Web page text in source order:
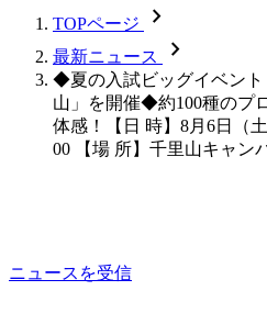
TOPページ chevron_forward
最新ニュース chevron_forward
◆夏の入試ビッグイベント
山」を開催◆約100種のプ
体感！【日 時】8月6日（
00 【場 所】千里山キャン
ニュースを受信